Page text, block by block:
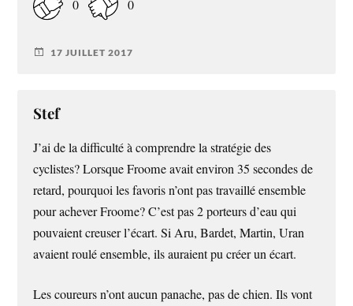
0 0
17 JUILLET 2017
Stef
J’ai de la difficulté à comprendre la stratégie des
cyclistes? Lorsque Froome avait environ 35 secondes de
retard, pourquoi les favoris n’ont pas travaillé ensemble
pour achever Froome? C’est pas 2 porteurs d’eau qui
pouvaient creuser l’écart. Si Aru, Bardet, Martin, Uran
avaient roulé ensemble, ils auraient pu créer un écart.
Les coureurs n’ont aucun panache, pas de chien. Ils vont